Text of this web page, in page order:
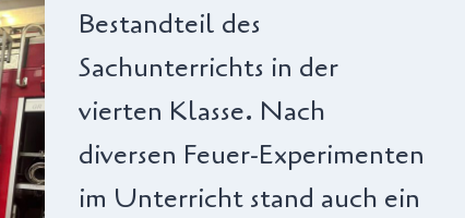
Bestandteil des
Sachunterrichts in der
vierten Klasse. Nach
diversen Feuer-Experimenten
im Unterricht stand auch ein